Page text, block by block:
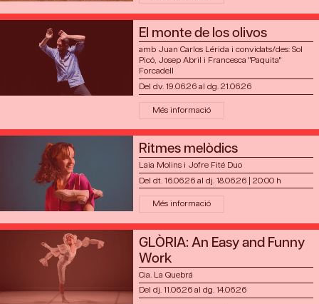
El monte de los olivos
amb Juan Carlos Lérida i convidats/des: Sol
Picó, Josep Abril i Francesca "Paquita"
Forcadell
Del dv. 19.06.26al dg. 21.06.26
Més informació
Ritmes melòdics
Laia Molins i Jofre Fité Duo
Del dt. 16.06.26al dj. 18.06.26| 20:00 h
Més informació
GLÒRIA: An Easy and Funny
Work
Cia. La Quebrá
Del dj. 11.06.26al dg. 14.06.26